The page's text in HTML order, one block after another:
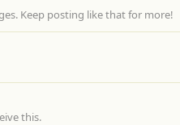
Keep posting like that for more!
this.